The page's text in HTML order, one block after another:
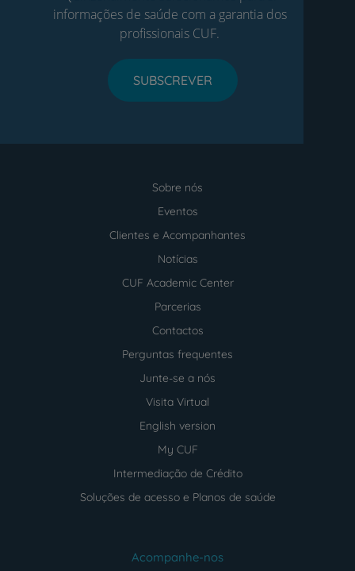
informações de saúde com a garantia dos
profissionais CUF.
SUBSCREVER
Sobre nós
Eventos
Clientes e Acompanhantes
Notícias
CUF Academic Center
Parcerias
Contactos
Perguntas frequentes
Junte-se a nós
Visita Virtual
English version
My CUF
Intermediação de Crédito
Soluções de acesso e Planos de saúde
Acompanhe-nos